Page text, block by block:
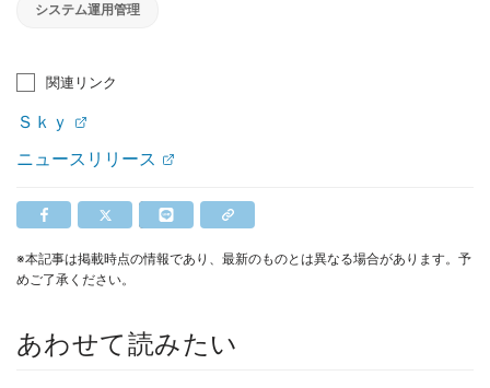
システム運用管理
関連リンク
Ｓｋｙ
ニュースリリース
※本記事は掲載時点の情報であり、最新のものとは異なる場合があります。予
めご了承ください。
あわせて読みたい